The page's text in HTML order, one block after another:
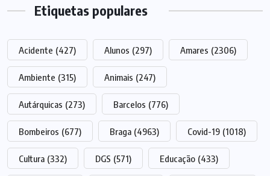
Etiquetas populares
Acidente (427) Alunos (297) Amares (2306)
Ambiente (315) Animais (247)
Autárquicas (273) Barcelos (776)
Bombeiros (677) Braga (4963) Covid-19 (1018)
Cultura (332) DGS (571) Educação (433)